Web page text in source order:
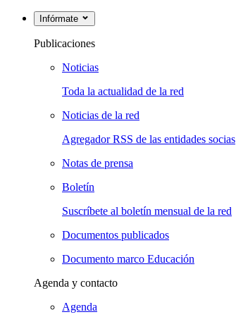
Infórmate
Publicaciones
Noticias
Toda la actualidad de la red
Noticias de la red
Agregador RSS de las entidades socias
Notas de prensa
Boletín
Suscríbete al boletín mensual de la red
Documentos publicados
Documento marco Educación
Agenda y contacto
Agenda